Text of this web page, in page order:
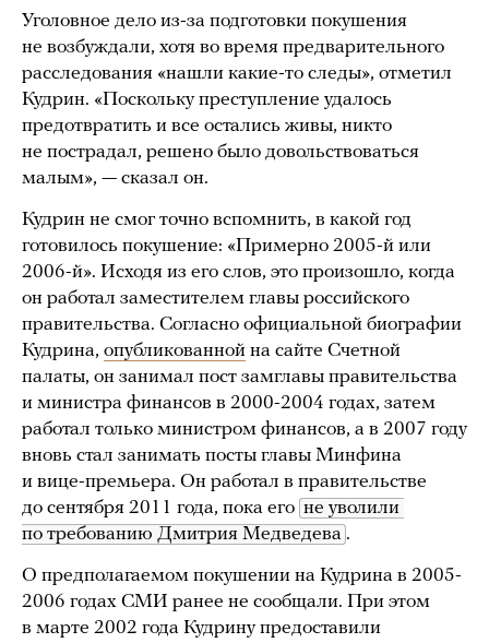
Уголовное дело из-за подготовки покушения
не возбуждали, хотя во время предварительного
расследования «нашли какие-то следы», отметил
Кудрин. «Поскольку преступление удалось
предотвратить и все остались живы, никто
не пострадал, решено было довольствоваться
малым», — сказал он.
Кудрин не смог точно вспомнить, в какой год
готовилось покушение: «Примерно 2005-й или
2006-й». Исходя из его слов, это произошло, когда
он работал заместителем главы российского
правительства. Согласно официальной биографии
Кудрина, опубликованной на сайте Счетной
палаты, он занимал пост замглавы правительства
и министра финансов в 2000-2004 годах, затем
работал только министром финансов, а в 2007 году
вновь стал занимать посты главы Минфина
и вице-премьера. Он работал в правительстве
до сентября 2011 года, пока его не уволили
по требованию Дмитрия Медведева .
О предполагаемом покушении на Кудрина в 2005-
2006 годах СМИ ранее не сообщали. При этом
в марте 2002 года Кудрину предоставили